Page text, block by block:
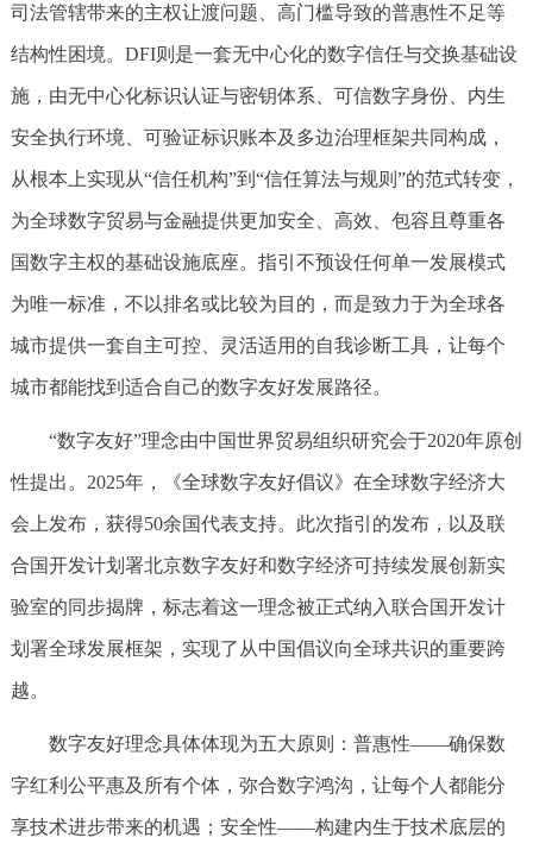
司法管辖带来的主权让渡问题、高门槛导致的普惠性不足等
结构性困境。DFI则是一套无中心化的数字信任与交换基础设
施，由无中心化标识认证与密钥体系、可信数字身份、内生
安全执行环境、可验证标识账本及多边治理框架共同构成，
从根本上实现从“信任机构”到“信任算法与规则”的范式转变，
为全球数字贸易与金融提供更加安全、高效、包容且尊重各
国数字主权的基础设施底座。指引不预设任何单一发展模式
为唯一标准，不以排名或比较为目的，而是致力于为全球各
城市提供一套自主可控、灵活适用的自我诊断工具，让每个
城市都能找到适合自己的数字友好发展路径。
“数字友好”理念由中国世界贸易组织研究会于2020年原创
性提出。2025年，《全球数字友好倡议》在全球数字经济大
会上发布，获得50余国代表支持。此次指引的发布，以及联
合国开发计划署北京数字友好和数字经济可持续发展创新实
验室的同步揭牌，标志着这一理念被正式纳入联合国开发计
划署全球发展框架，实现了从中国倡议向全球共识的重要跨
越。
数字友好理念具体体现为五大原则：普惠性——确保数
字红利公平惠及所有个体，弥合数字鸿沟，让每个人都能分
享技术进步带来的机遇；安全性——构建内生于技术底层的